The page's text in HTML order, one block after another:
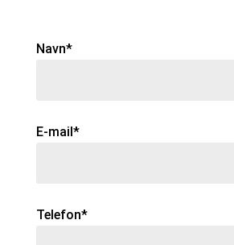
Navn*
E-mail*
Telefon*